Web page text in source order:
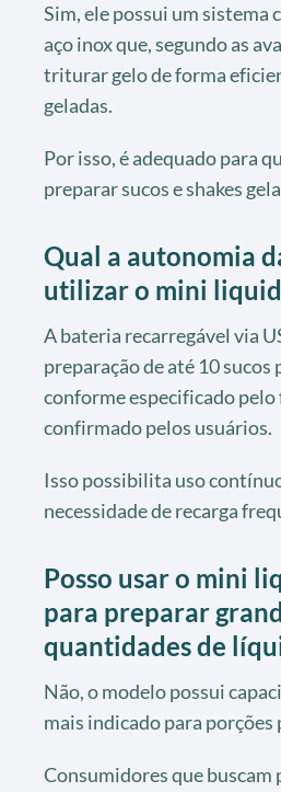
Sim, ele possui um sistema
aço inox que, segundo as
triturar gelo de forma
geladas.
Por isso, é adequado para
preparar sucos e shakes
Qual a autonomia
utilizar o mini
A bateria recarregável via
preparação de até 10 sucos
conforme especificado
confirmado pelos usuários.
Isso possibilita uso
necessidade de recarga
Posso usar o mini
para preparar
quantidades de
Não, o modelo possui
mais indicado para porções
Consumidores que buscam